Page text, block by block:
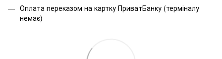
Оплата переказом на картку ПриватБанку (терміналу
немає)